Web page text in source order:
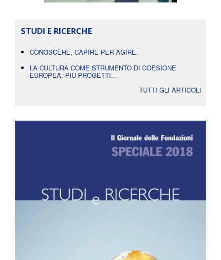
STUDI E RICERCHE
CONOSCERE, CAPIRE PER AGIRE.
LA CULTURA COME STRUMENTO DI COESIONE
EUROPEA: PIÙ PROGETTI...
TUTTI GLI ARTICOLI